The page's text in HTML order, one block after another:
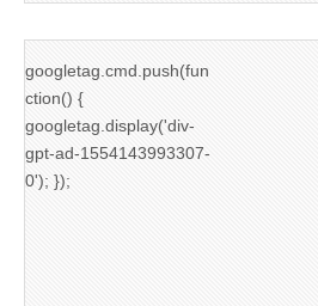
googletag.cmd.push(fun
ction() {
googletag.display('div-
gpt-ad-1554143993307-
0'); });